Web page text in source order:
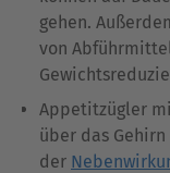
gehen.
von
Appetitzügler
über das
der